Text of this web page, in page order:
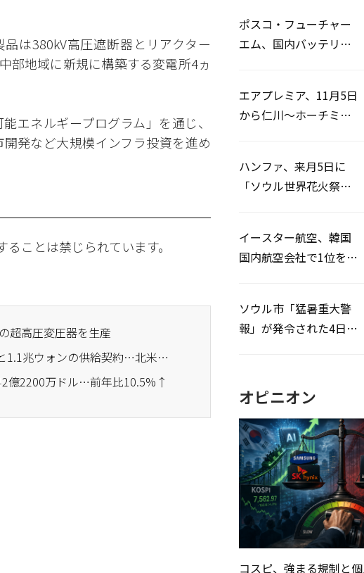
は380kV高圧遮断器とリアクター
部地域に新規に構築する変電所4ヵ
エネルギープログラム」を通じ、
発など大規模インフラ投資を進め
ことは禁じられています。
超高圧変圧器を生産
· HD現代エレクトリック、米ビッグテックと1.1兆ウォンの供給契約…北米データセンター攻略に拍車
億2200万ドル…前年比10.5%↑
ポスコ・フューチャー
エム、国内バッテリー
エアプレミア、11月5日
から仁川〜ホーチミン
ハンファ、来月5日に
「ソウル世界花火祭り
イースター航空、韓国
国内航空会社で1位を記
ソウル市「猛暑重大警
報」が発令された4日、
オピニオン
コスピ、強まる規制と